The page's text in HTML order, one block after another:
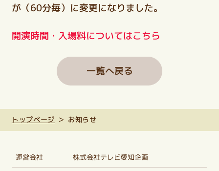
が（60分毎）に変更になりました。
開演時間・入場料についてはこちら
一覧へ戻る
トップページ お知らせ
運営会社
株式会社テレビ愛知企画